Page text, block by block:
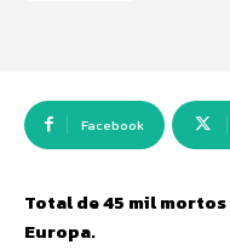
Facebook
Total de 45 mil
Europa.